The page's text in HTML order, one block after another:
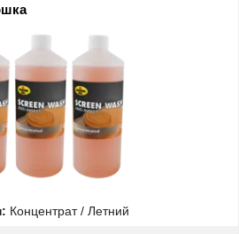
Концентрат / Летний